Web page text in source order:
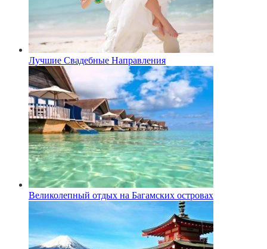
Лучшие Свадебные Направления
Великолепный отдых на Багамских островах